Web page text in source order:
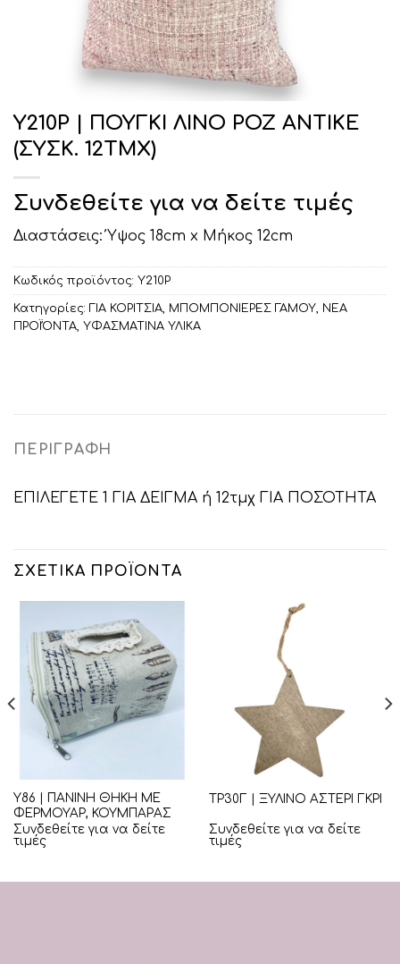
Υ210Ρ | ΠΟΥΓΚΙ ΛΙΝΟ ΡΟΖ ΑΝΤΙΚΕ
(ΣΥΣΚ. 12ΤΜΧ)
Συνδεθείτε για να δείτε τιμές
Διαστάσεις: Ύψος 18cm x Μήκος 12cm
Κωδικός προϊόντος: Υ210Ρ
Κατηγορίες: ΓΙΑ ΚΟΡΙΤΣΙΑ, ΜΠΟΜΠΟΝΙΕΡΕΣ ΓΑΜΟΥ, ΝΕΑ
ΠΡΟΪΌΝΤΑ, ΥΦΑΣΜΑΤΙΝΑ ΥΛΙΚΑ
ΠΕΡΙΓΡΑΦΉ
ΕΠΙΛΕΓΕΤΕ 1 ΓΙΑ ΔΕΙΓΜΑ ή 12τμχ ΓΙΑ ΠΟΣΟΤΗΤΑ
ΣΧΕΤΙΚΆ ΠΡΟΪΌΝΤΑ
Υ86 | ΠΑΝΙΝΗ ΘΗΚΗ ΜΕ
ΦΕΡΜΟΥΑΡ, ΚΟΥΜΠΑΡΑΣ
Συνδεθείτε για να δείτε
τιμές
ΤΡ30Γ | ΞΥΛΙΝΟ ΑΣΤΕΡΙ ΓΚΡΙ
Συνδεθείτε για να δείτε
τιμές